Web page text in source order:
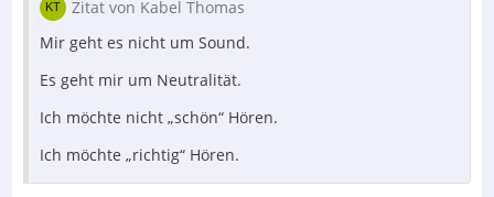
Zitat von Kabel Thomas
Mir geht es nicht um Sound.
Es geht mir um Neutralität.
Ich möchte nicht „schön“ Hören.
Ich möchte „richtig“ Hören.